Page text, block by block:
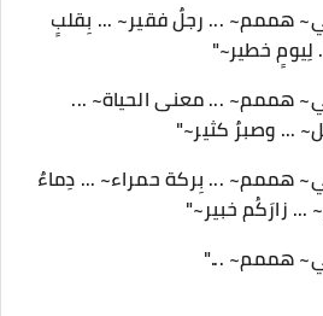
هممم~ ... رجلٌ فقير~ ... بِقلبٍ
لِيومٍ خطير~"
هممم~ ... معنى الحياة~ ...
... وصبرٌ كثير~"
هممم~ ... بِركة حمراء~ ... دِماءٌ
زارَكُم خبير~"
هممم~ ..."